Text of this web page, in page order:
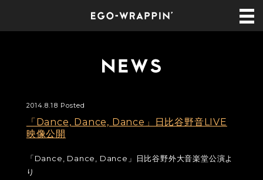
2014.8.18 Posted
「Dance, Dance, Dance」日比谷野音LIVE
映像公開
「Dance, Dance, Dance」日比谷野外大音楽堂公演よ
り